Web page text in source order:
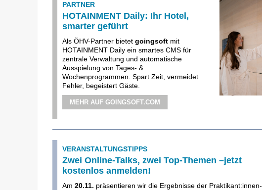
PARTNER
HOTAINMENT Daily: Ihr Hotel,
smarter geführt
Als ÖHV-Partner bietet goingsoft mit
HOTAINMENT Daily ein smartes CMS für
zentrale Verwaltung und automatische
Ausspielung von Tages- &
Wochenprogrammen. Spart Zeit, vermeidet
Fehler, begeistert Gäste.
MEHR AUF GOINGSOFT.COM
VERANSTALTUNGSTIPPS
Zwei Online-Talks, zwei Top-Themen –jetzt
kostenlos anmelden!
Am 20.11. präsentieren wir die Ergebnisse der Praktikant:innen-